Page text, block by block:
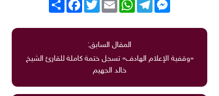
المقال السابق:
«وقفية الإعلام الهادف» تسجل ختمة كاملة للقارئ الشيخ
خالد الجهيم